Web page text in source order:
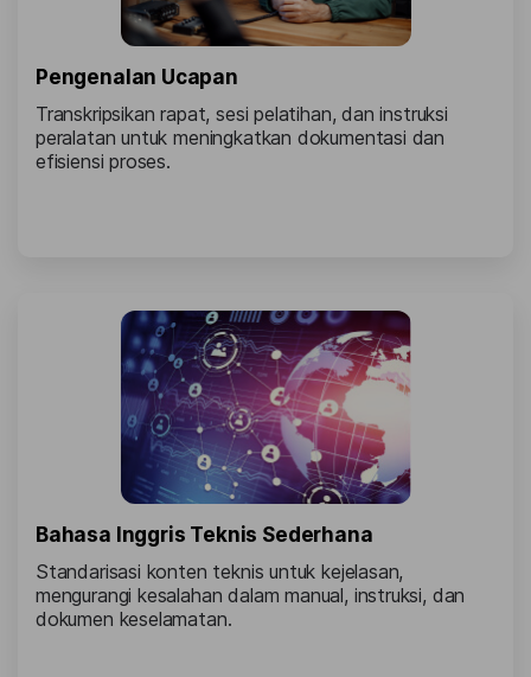
Pengenalan Ucapan
Transkripsikan rapat, sesi pelatihan, dan instruksi
peralatan untuk meningkatkan dokumentasi dan
efisiensi proses.
Bahasa Inggris Teknis Sederhana
Standarisasi konten teknis untuk kejelasan,
mengurangi kesalahan dalam manual, instruksi, dan
dokumen keselamatan.